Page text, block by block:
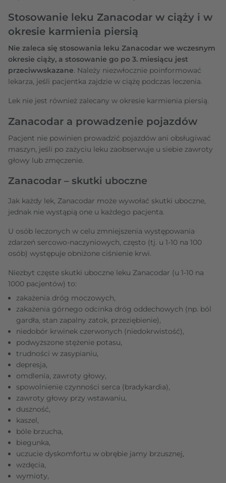
Stosowanie leku Zanacodar w ciąży i w
okresie karmienia piersią
Nie zaleca się stosowania leku Zanacodar we wczesnym
okresie ciąży, a stosowanie go po 3. miesiącu jest
przeciwwskazane. Należy niezwłocznie poinformować
lekarza, jeśli pacjentka zajdzie w ciążę podczas leczenia.
Lek nie jest również zalecany w okresie karmienia piersią.
Zanacodar a prowadzenie pojazdów
Pacjent nie powinien prowadzić pojazdów ani obsługiwać
maszyn, jeśli po zażyciu leku zaobserwuje u siebie zawroty
głowy lub zmęczenie.
Zanacodar – skutki uboczne
Jak każdy lek, Zanacodar może wywołać skutki uboczne,
jednak nie wystąpią one u każdego pacjenta.
U osób leczonych w celu zmniejszenia występowania
zdarzeń sercowo-naczyniowych, często (tj. u 1-10 na 100
osób) występuje obniżone ciśnienie krwi.
Niezbyt częste skutki uboczne leku Zanacodar (u 1-10 na
1000 pacjentów) to:
zakażenia dróg moczowych,
zakażenia górnego odcinka dróg oddechowych (np. ból
gardła, stan zapalny zatok, przeziębienie),
niedobór krwinek czerwonych (niedokrwistość),
podwyższone stężenie potasu,
trudności w zasypianiu,
depresja,
omdlenia, zawroty głowy,
spowolnienie czynności serca (bradykardia),
zawroty głowy przy wstawaniu,
duszność,
kaszel,
bóle brzucha,
biegunka,
uczucie dyskomfortu w obrębie jamy brzusznej,
wzdęcia,
wymioty,